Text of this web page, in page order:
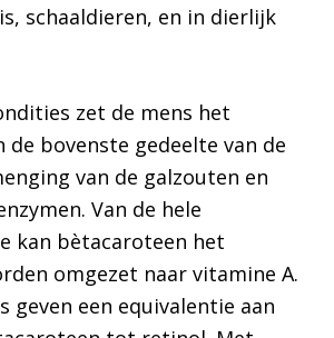
schaaldieren, en in dierlijk
zet de mens het
de bovenste gedeelte van de
van de galzouten en
Van de hele
kan bètacaroteen het
omgezet naar vitamine A.
geven een equivalentie aan